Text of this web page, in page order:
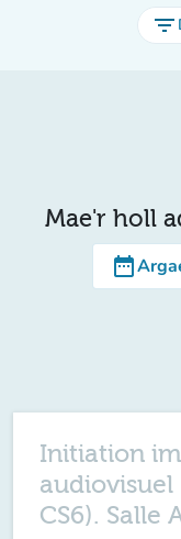
filter_list
Mae'r holl
date_range
Initiation
CS6). Salle